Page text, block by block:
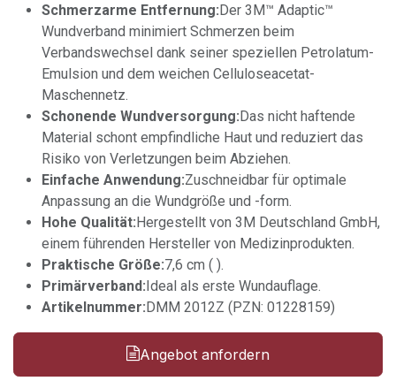
Schmerzarme Entfernung:Der 3M™ Adaptic™
Wundverband minimiert Schmerzen beim
Verbandswechsel dank seiner speziellen Petrolatum-
Emulsion und dem weichen Celluloseacetat-
Maschennetz.
Schonende Wundversorgung:Das nicht haftende
Material schont empfindliche Haut und reduziert das
Risiko von Verletzungen beim Abziehen.
Einfache Anwendung:Zuschneidbar für optimale
Anpassung an die Wundgröße und -form.
Hohe Qualität:Hergestellt von 3M Deutschland GmbH,
einem führenden Hersteller von Medizinprodukten.
Praktische Größe:7,6 cm ( ).
Primärverband:Ideal als erste Wundauflage.
Artikelnummer:DMM 2012Z (PZN: 01228159)
Angebot anfordern